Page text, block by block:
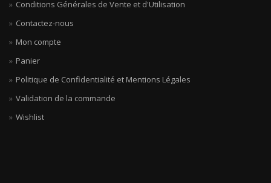
Conditions Générales de Vente et d'Utilisation
Contactez-nous
Mon compte
Panier
Politique de Confidentialité et Mentions Légales
Validation de la commande
Wishlist